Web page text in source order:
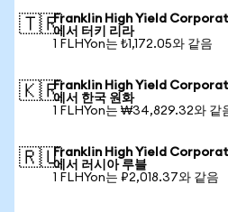
🇹🇷Franklin High Yield
에서 터키 리라
1 FLHYon는 ₺1,172.05와 같음
🇰🇷Franklin High Yield
에서 한국 원화
1 FLHYon는 ₩34,829.32와 같
🇷🇺Franklin High Yield
에서 러시아 루블
1 FLHYon는 ₽2,018.37와 같음